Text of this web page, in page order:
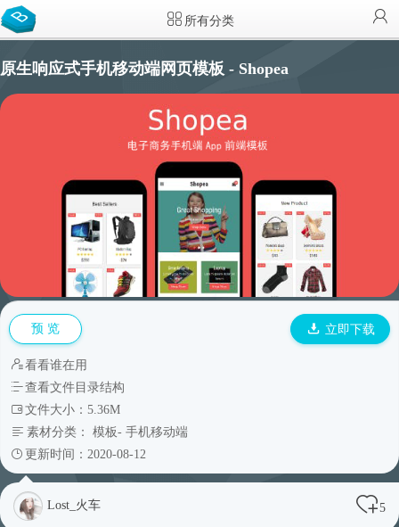
所有分类
原生响应式手机移动端网页模板 - Shopea
预 览 立即下载
看看谁在用
查看文件目录结构
文件大小：5.36M
素材分类： 模板- 手机移动端
更新时间：2020-08-12
Lost_火车 5